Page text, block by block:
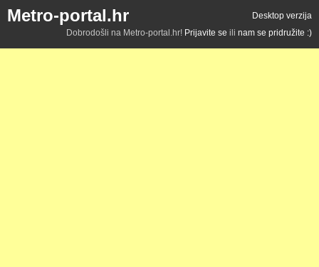
Metro-portal.hr
Desktop verzija
Dobrodošli na Metro-portal.hr! Prijavite se ili nam se pridružite :)